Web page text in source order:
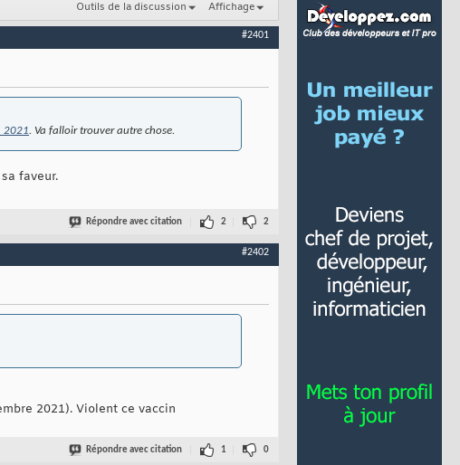
Outils de la discussion Affichage
#2401
2021. Va falloir trouver autre chose.
faveur.
Répondre avec citation 2 2
#2402
2021). Violent ce vaccin
Répondre avec citation 1 0